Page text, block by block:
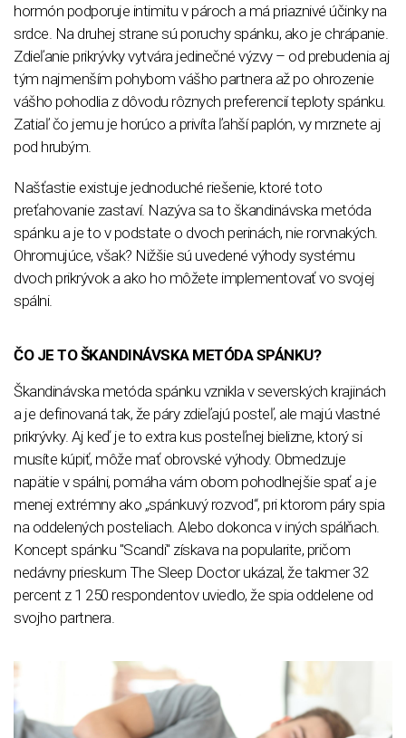
hormón podporuje intimitu v pároch a má priaznivé účinky na
srdce. Na druhej strane sú poruchy spánku, ako je chrápanie.
Zdieľanie prikrývky vytvára jedinečné výzvy – od prebudenia aj
tým najmenším pohybom vášho partnera až po ohrozenie
vášho pohodlia z dôvodu rôznych preferencií teploty spánku.
Zatiaľ čo jemu je horúco a privíta ľahší paplón, vy mrznete aj
pod hrubým.
Našťastie existuje jednoduché riešenie, ktoré toto
preťahovanie zastaví. Nazýva sa to škandinávska metóda
spánku a je to v podstate o dvoch perinách, nie rorvnakých.
Ohromujúce, však? Nižšie sú uvedené výhody systému
dvoch prikrývok a ako ho môžete implementovať vo svojej
spálni.
ČO JE TO ŠKANDINÁVSKA METÓDA SPÁNKU?
Škandinávska metóda spánku vznikla v severských krajinách
a je definovaná tak, že páry zdieľajú posteľ, ale majú vlastné
prikrývky. Aj keď je to extra kus posteľnej bielizne, ktorý si
musíte kúpiť, môže mať obrovské výhody. Obmedzuje
napätie v spálni, pomáha vám obom pohodlnejšie spať a je
menej extrémny ako „spánkuvý rozvod“, pri ktorom páry spia
na oddelených posteliach. Alebo dokonca v iných spálňach.
Koncept spánku "Scandi" získava na popularite, pričom
nedávny prieskum The Sleep Doctor ukázal, že takmer 32
percent z 1 250 respondentov uviedlo, že spia oddelene od
svojho partnera.